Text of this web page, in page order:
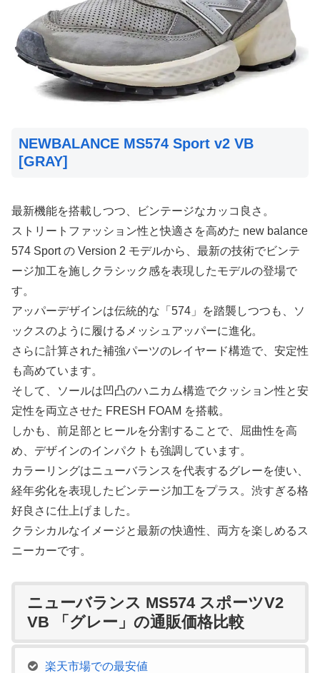
NEWBALANCE MS574 Sport v2 VB
[GRAY]
最新機能を搭載しつつ、ビンテージなカッコ良さ。
ストリートファッション性と快適さを高めた new balance
574 Sport の Version 2 モデルから、最新の技術でビンテ
ージ加工を施しクラシック感を表現したモデルの登場で
す。
アッパーデザインは伝統的な「574」を踏襲しつつも、ソ
ックスのように履けるメッシュアッパーに進化。
さらに計算された補強パーツのレイヤード構造で、安定性
も高めています。
そして、ソールは凹凸のハニカム構造でクッション性と安
定性を両立させた FRESH FOAM を搭載。
しかも、前足部とヒールを分割することで、屈曲性を高
め、デザインのインパクトも強調しています。
カラーリングはニューバランスを代表するグレーを使い、
経年劣化を表現したビンテージ加工をプラス。渋すぎる格
好良さに仕上げました。
クラシカルなイメージと最新の快適性、両方を楽しめるス
ニーカーです。
ニューバランス MS574 スポーツV2
VB 「グレー」の通販価格比較
楽天市場での最安値